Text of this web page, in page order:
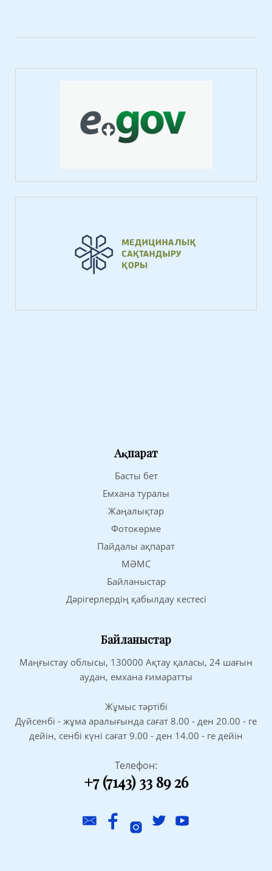
Ақпарат
Басты бет
Емхана туралы
Жаңалықтар
Фотокөрме
Пайдалы ақпарат
МӘМС
Байланыстар
Дәрігерлердің қабылдау кестесі
Байланыстар
Маңғыстау облысы, 130000 Ақтау қаласы, 24 шағын
аудан, емхана ғимаратты
Жұмыс тәртібі
Дүйсенбі - жұма аралығында сағат 8.00 - ден 20.00 - ге
дейін, сенбі күні сағат 9.00 - ден 14.00 - ге дейін
Телефон:
+7 (7143) 33 89 26